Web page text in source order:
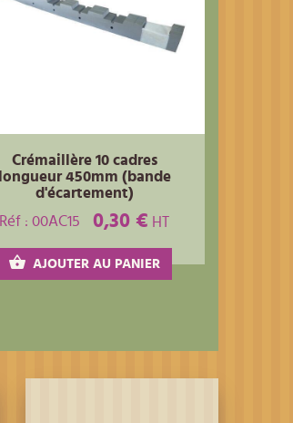
Crémaillère 10 cadres
longueur 450mm (bande
d'écartement)
Réf : 00AC15
0,30 € HT
AJOUTER AU PANIER